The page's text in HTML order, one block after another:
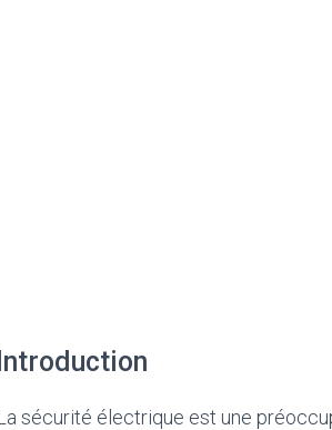
Introduction
sécurité électrique est une